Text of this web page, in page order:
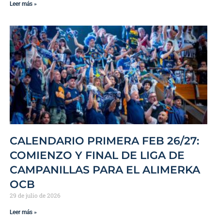
Leer más »
CALENDARIO PRIMERA FEB 26/27:
COMIENZO Y FINAL DE LIGA DE
CAMPANILLAS PARA EL ALIMERKA
OCB
29 de julio de 2026
Leer más »